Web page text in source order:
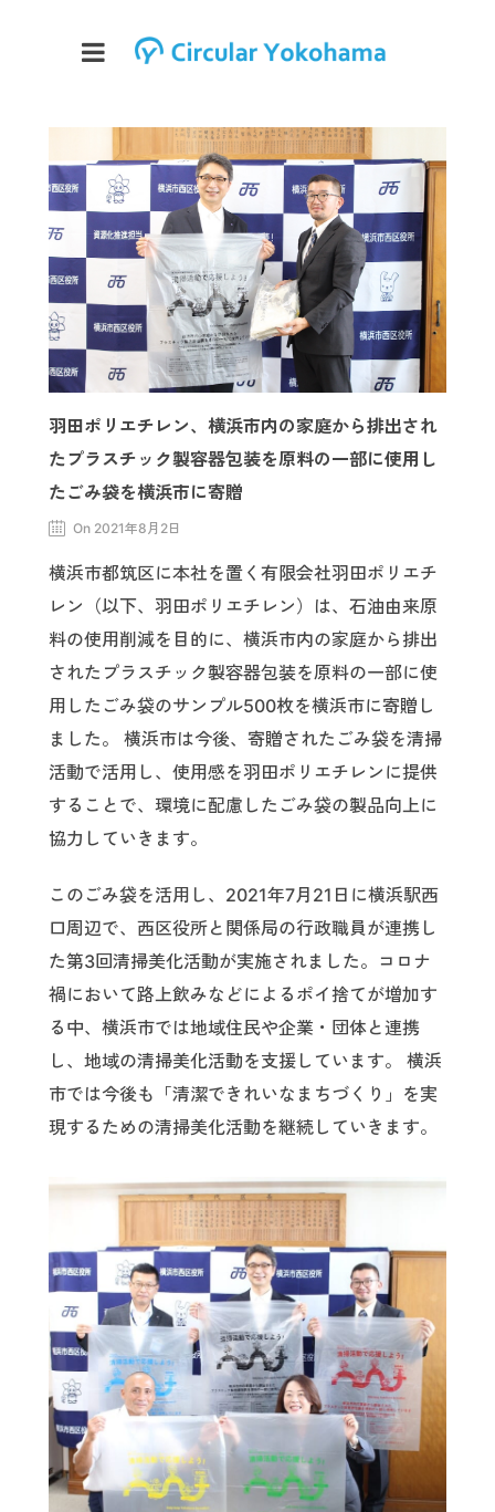
羽田ポリエチレン、横浜市内の家庭から排出され
たプラスチック製容器包装を原料の一部に使用し
たごみ袋を横浜市に寄贈
On 2021年8月2日
横浜市都筑区に本社を置く有限会社羽田ポリエチ
レン（以下、羽田ポリエチレン）は、石油由来原
料の使用削減を目的に、横浜市内の家庭から排出
されたプラスチック製容器包装を原料の一部に使
用したごみ袋のサンプル500枚を横浜市に寄贈し
ました。 横浜市は今後、寄贈されたごみ袋を清掃
活動で活用し、使用感を羽田ポリエチレンに提供
することで、環境に配慮したごみ袋の製品向上に
協力していきます。
このごみ袋を活用し、2021年7月21日に横浜駅西
口周辺で、西区役所と関係局の行政職員が連携し
た第3回清掃美化活動が実施されました。コロナ
禍において路上飲みなどによるポイ捨てが増加す
る中、横浜市では地域住民や企業・団体と連携
し、地域の清掃美化活動を支援しています。 横浜
市では今後も「清潔できれいなまちづくり」を実
現するための清掃美化活動を継続していきます。